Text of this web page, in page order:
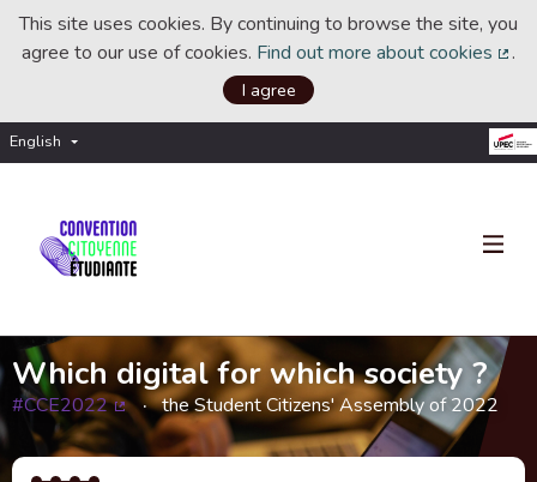
This site uses cookies. By continuing to browse the site, you
agree to our use of cookies. Find out more about cookies .
I agree
English Choisir la langue
Which digital for which society ?
#CCE2022
(External link)
the Student Citizens' Assembly of 2022